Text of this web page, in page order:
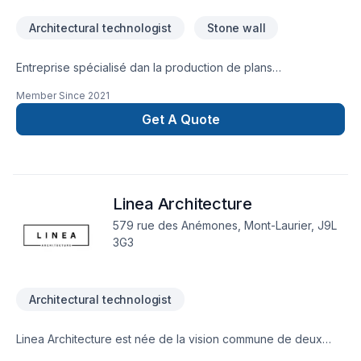
Architectural technologist Stone wall
Entreprise spécialisé dan la production de plans
de bâtiment résidentiel, design commercial, industriel et
Pisé stabilisé tant pour les plans que la construction.
Member Since 2021
Get A Quote
Linea Architecture
579 rue des Anémones, Mont-Laurier, J9L
3G3
Architectural technologist
Linea Architecture est née de la vision commune de deux